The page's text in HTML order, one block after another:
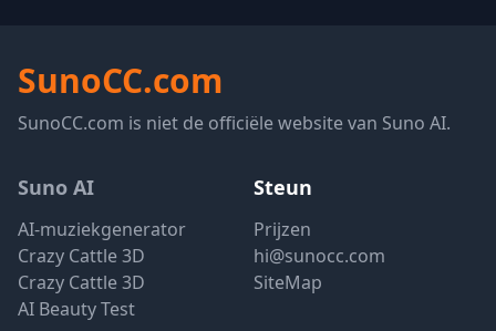
SunoCC.com
SunoCC.com is niet de officiële website van Suno AI.
Suno AI
AI-muziekgenerator
Crazy Cattle 3D
Crazy Cattle 3D
AI Beauty Test
Steun
Prijzen
hi@sunocc.com
SiteMap